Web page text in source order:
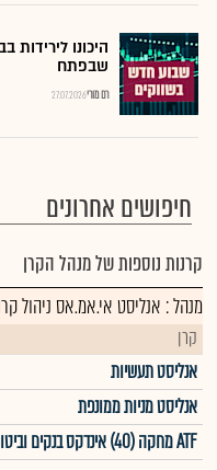
היכונו
שבפתח
27.07.2026רם מורי
חיפושים אחרונים
קרנות נוספות של מנהל הקרן
מנהל : אנליסט אי.אמ.אס ניהול קרנות
קרן
אנליסט תעשיות
אנליסט מניות ממונפת
ATF מחקה (40) אינדקס בנקים וביטוח ישראל